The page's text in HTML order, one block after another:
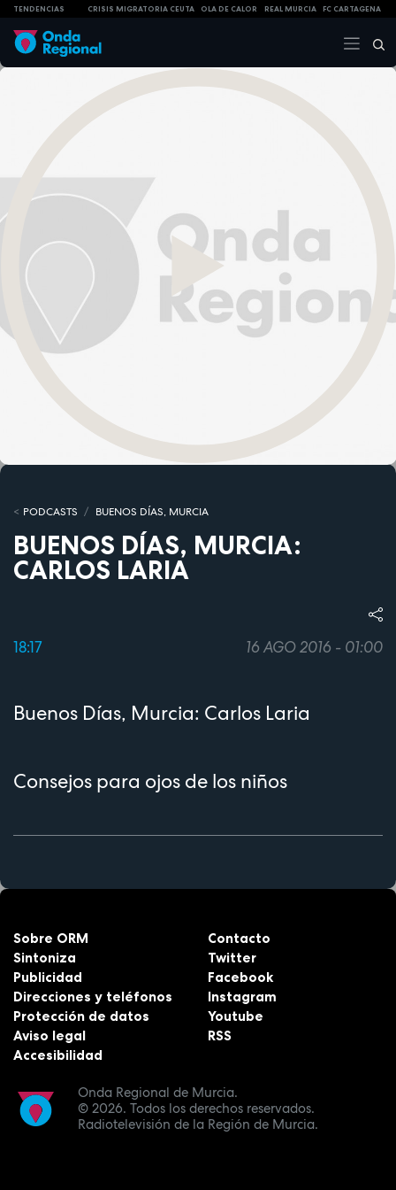
TENDENCIAS CRISIS MIGRATORIA CEUTA OLA DE CALOR REAL MURCIA FC CARTAGENA
PODCASTS BUENOS DÍAS, MURCIA
BUENOS DÍAS, MURCIA:
CARLOS LARIA
18:17 16 AGO 2016 - 01:00
Buenos Días, Murcia: Carlos Laria
Consejos para ojos de los niños
Onda Regional de Murcia.
© 2026. Todos los derechos reservados.
Radiotelevisión de la Región de Murcia.
Sobre ORM
Sintoniza
Publicidad
Direcciones y teléfonos
Protección de datos
Aviso legal
Accesibilidad
Contacto
Twitter
Facebook
Instagram
Youtube
RSS